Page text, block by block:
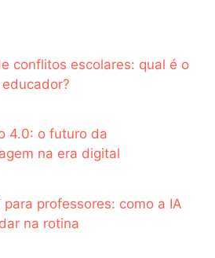
conflitos escolares: qual é o
4.0: o futuro da
na era digital
para professores: como a IA
na rotina